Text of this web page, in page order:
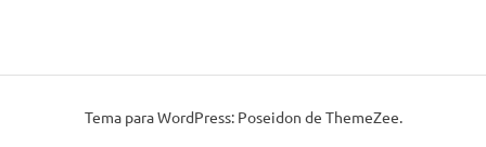
Tema para WordPress: Poseidon de ThemeZee.